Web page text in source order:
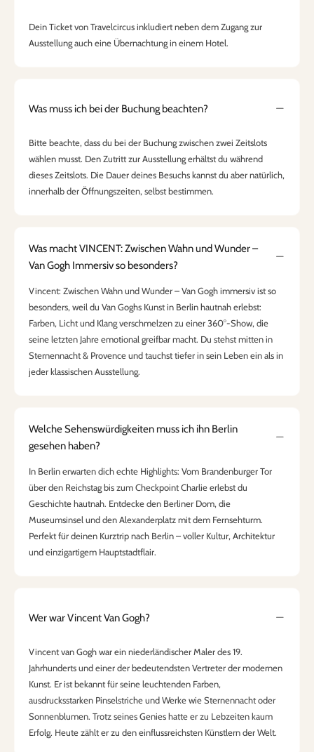
Dein Ticket von Travelcircus inkludiert neben dem Zugang zur
Ausstellung auch eine Übernachtung in einem Hotel.
Was muss ich bei der Buchung beachten?
Bitte beachte, dass du bei der Buchung zwischen zwei Zeitslots
wählen musst. Den Zutritt zur Ausstellung erhältst du während
dieses Zeitslots. Die Dauer deines Besuchs kannst du aber natürlich,
innerhalb der Öffnungszeiten, selbst bestimmen.
Was macht VINCENT: Zwischen Wahn und Wunder –
Van Gogh Immersiv so besonders?
Vincent: Zwischen Wahn und Wunder – Van Gogh immersiv ist so
besonders, weil du Van Goghs Kunst in Berlin hautnah erlebst:
Farben, Licht und Klang verschmelzen zu einer 360°-Show, die
seine letzten Jahre emotional greifbar macht. Du stehst mitten in
Sternennacht & Provence und tauchst tiefer in sein Leben ein als in
jeder klassischen Ausstellung.
Welche Sehenswürdigkeiten muss ich ihn Berlin
gesehen haben?
In Berlin erwarten dich echte Highlights: Vom Brandenburger Tor
über den Reichstag bis zum Checkpoint Charlie erlebst du
Geschichte hautnah. Entdecke den Berliner Dom, die
Museumsinsel und den Alexanderplatz mit dem Fernsehturm.
Perfekt für deinen Kurztrip nach Berlin – voller Kultur, Architektur
und einzigartigem Hauptstadtflair.
Wer war Vincent Van Gogh?
Vincent van Gogh war ein niederländischer Maler des 19.
Jahrhunderts und einer der bedeutendsten Vertreter der modernen
Kunst. Er ist bekannt für seine leuchtenden Farben,
ausdrucksstarken Pinselstriche und Werke wie Sternennacht oder
Sonnenblumen. Trotz seines Genies hatte er zu Lebzeiten kaum
Erfolg. Heute zählt er zu den einflussreichsten Künstlern der Welt.